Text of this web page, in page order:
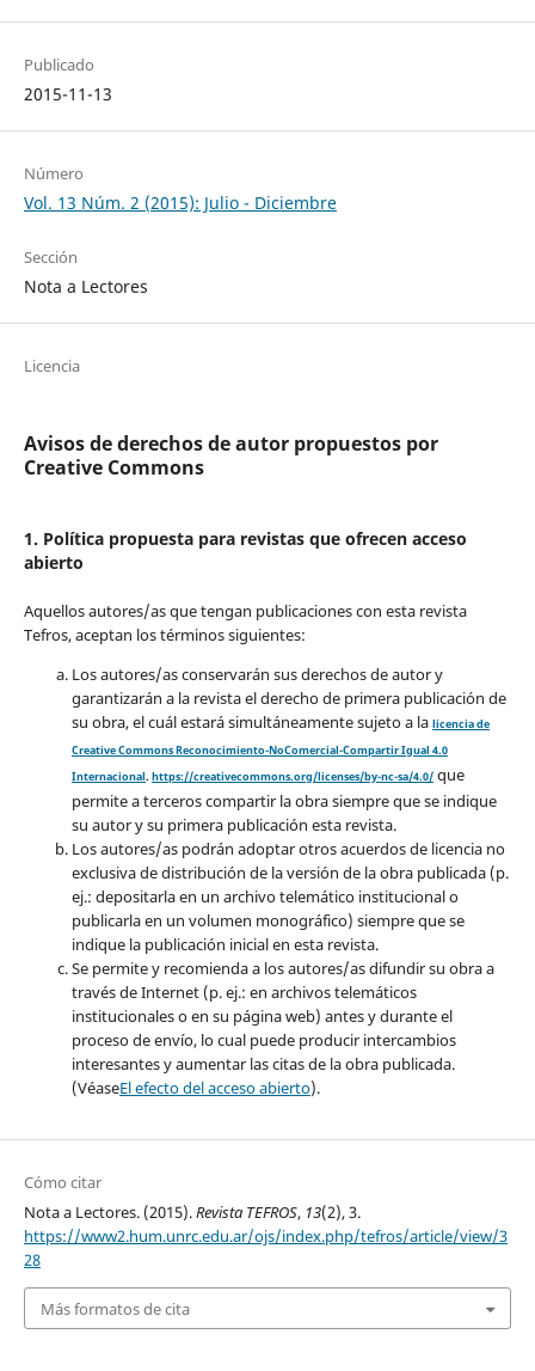
Publicado
2015-11-13
Número
Vol. 13 Núm. 2 (2015): Julio - Diciembre
Sección
Nota a Lectores
Licencia
Avisos de derechos de autor propuestos por
Creative Commons
1. Política propuesta para revistas que ofrecen acceso
abierto
Aquellos autores/as que tengan publicaciones con esta revista
Tefros, aceptan los términos siguientes:
Los autores/as conservarán sus derechos de autor y
garantizarán a la revista el derecho de primera publicación de
su obra, el cuál estará simultáneamente sujeto a la licencia de
Creative Commons Reconocimiento-NoComercial-Compartir Igual 4.0
Internacional. https://creativecommons.org/licenses/by-nc-sa/4.0/que
permite a terceros compartir la obra siempre que se indique
su autor y su primera publicación esta revista.
Los autores/as podrán adoptar otros acuerdos de licencia no
exclusiva de distribución de la versión de la obra publicada (p.
ej.: depositarla en un archivo telemático institucional o
publicarla en un volumen monográfico) siempre que se
indique la publicación inicial en esta revista.
Se permite y recomienda a los autores/as difundir su obra a
través de Internet (p. ej.: en archivos telemáticos
institucionales o en su página web) antes y durante el
proceso de envío, lo cual puede producir intercambios
interesantes y aumentar las citas de la obra publicada.
(VéaseEl efecto del acceso abierto).
Cómo citar
Nota a Lectores. (2015).Revista TEFROS, 13(2), 3.
https://www2.hum.unrc.edu.ar/ojs/index.php/tefros/article/view/3
28
Más formatos de cita